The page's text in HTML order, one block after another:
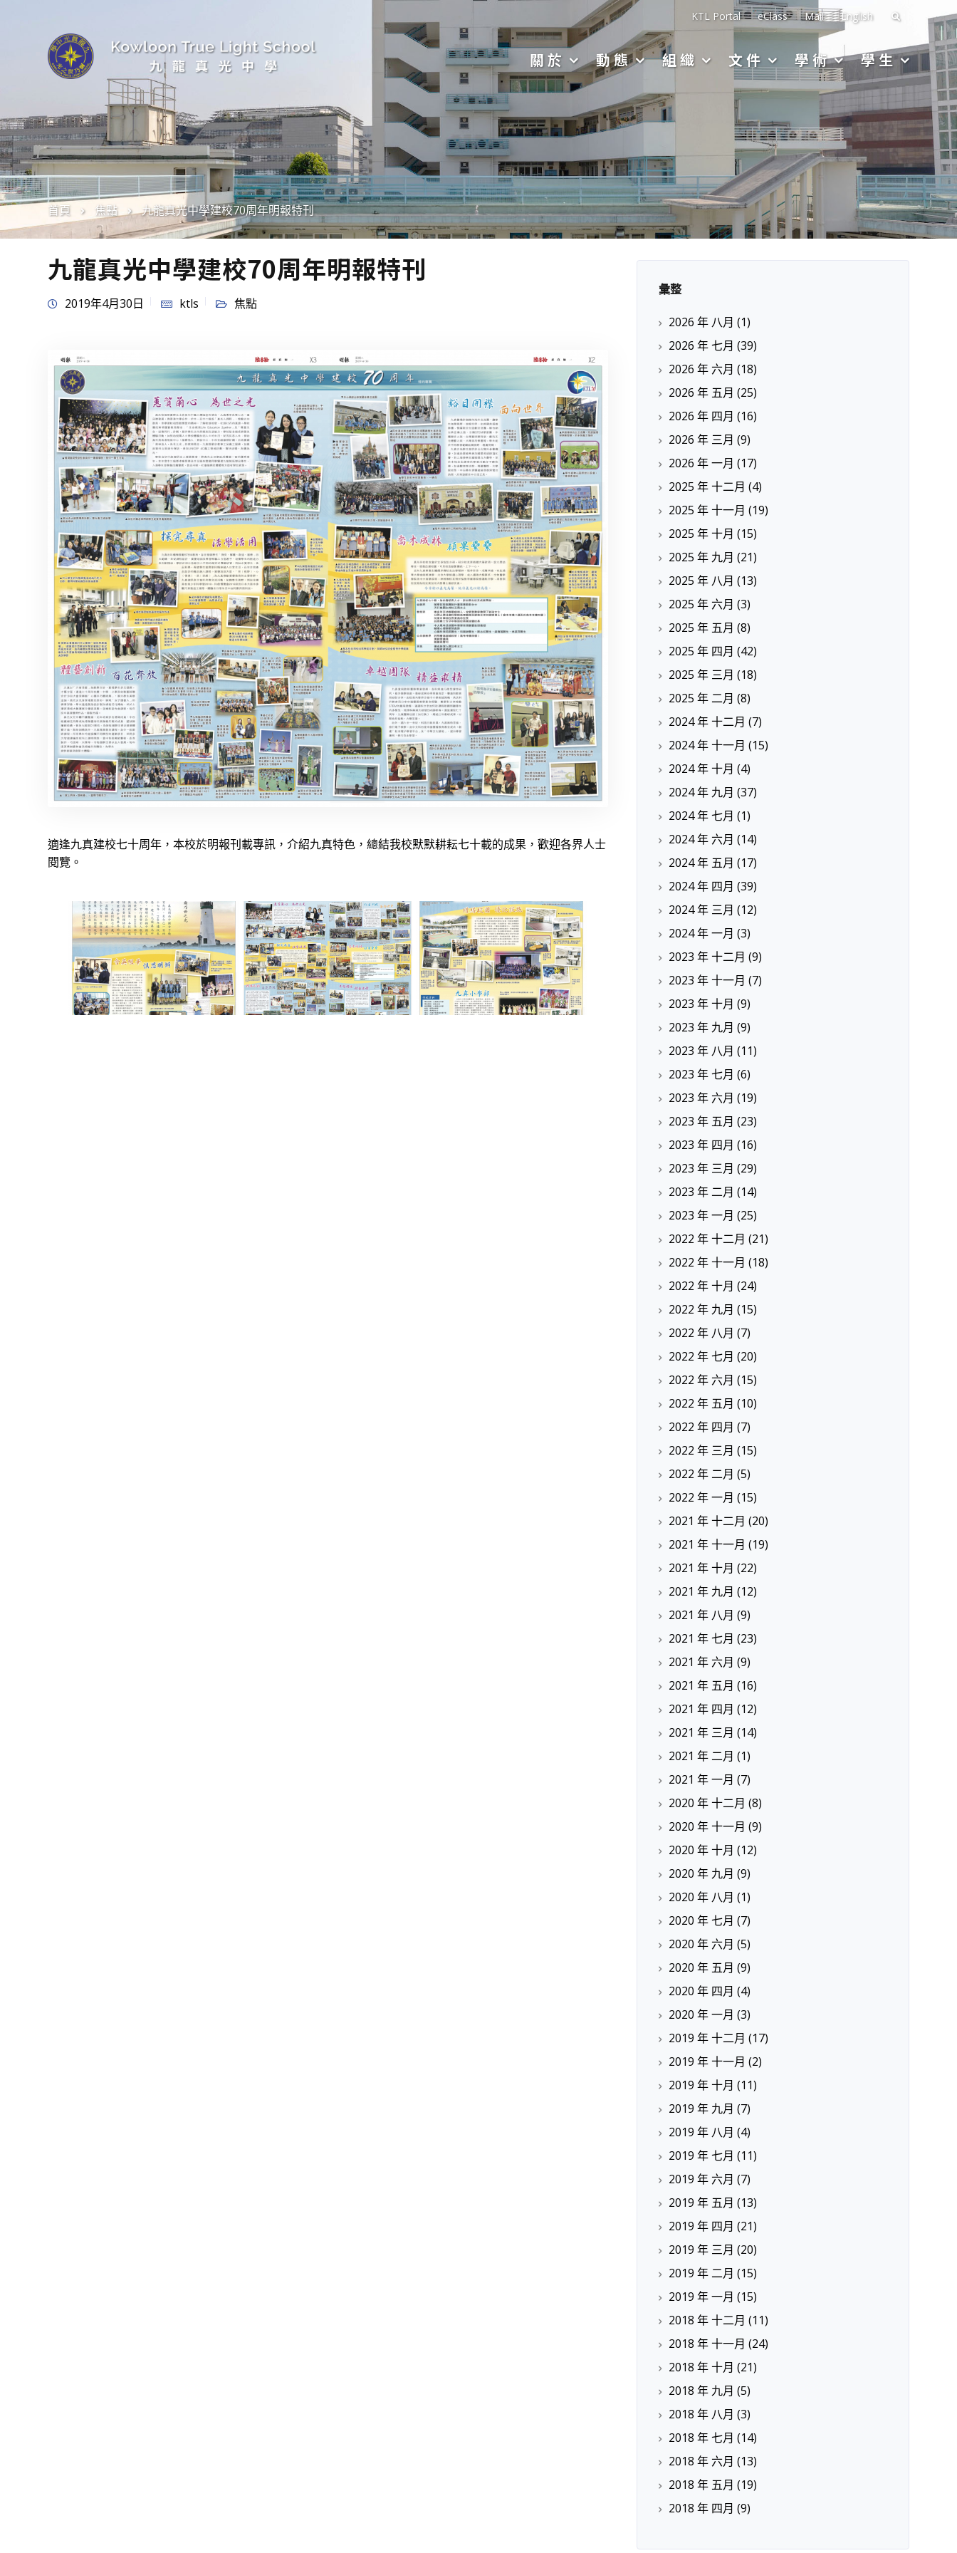
KTL Portal eClass Mail English
搜
尋
關
於：
關於 動態 組織 文件 學術 學生
首頁 焦點 九龍真光中學建校70周年明報特刊
九龍真光中學建校70周年明報特刊
2019年4月30日 ktls 焦點
適逢九真建校七十周年，本校於明報刊載專訊，介紹九真特色，總結我校默默耕耘七十載的成果，歡迎各界人士
閱覽。
彙整
2026 年 八月 (1)
2026 年 七月 (39)
2026 年 六月 (18)
2026 年 五月 (25)
2026 年 四月 (16)
2026 年 三月 (9)
2026 年 一月 (17)
2025 年 十二月 (4)
2025 年 十一月 (19)
2025 年 十月 (15)
2025 年 九月 (21)
2025 年 八月 (13)
2025 年 六月 (3)
2025 年 五月 (8)
2025 年 四月 (42)
2025 年 三月 (18)
2025 年 二月 (8)
2024 年 十二月 (7)
2024 年 十一月 (15)
2024 年 十月 (4)
2024 年 九月 (37)
2024 年 七月 (1)
2024 年 六月 (14)
2024 年 五月 (17)
2024 年 四月 (39)
2024 年 三月 (12)
2024 年 一月 (3)
2023 年 十二月 (9)
2023 年 十一月 (7)
2023 年 十月 (9)
2023 年 九月 (9)
2023 年 八月 (11)
2023 年 七月 (6)
2023 年 六月 (19)
2023 年 五月 (23)
2023 年 四月 (16)
2023 年 三月 (29)
2023 年 二月 (14)
2023 年 一月 (25)
2022 年 十二月 (21)
2022 年 十一月 (18)
2022 年 十月 (24)
2022 年 九月 (15)
2022 年 八月 (7)
2022 年 七月 (20)
2022 年 六月 (15)
2022 年 五月 (10)
2022 年 四月 (7)
2022 年 三月 (15)
2022 年 二月 (5)
2022 年 一月 (15)
2021 年 十二月 (20)
2021 年 十一月 (19)
2021 年 十月 (22)
2021 年 九月 (12)
2021 年 八月 (9)
2021 年 七月 (23)
2021 年 六月 (9)
2021 年 五月 (16)
2021 年 四月 (12)
2021 年 三月 (14)
2021 年 二月 (1)
2021 年 一月 (7)
2020 年 十二月 (8)
2020 年 十一月 (9)
2020 年 十月 (12)
2020 年 九月 (9)
2020 年 八月 (1)
2020 年 七月 (7)
2020 年 六月 (5)
2020 年 五月 (9)
2020 年 四月 (4)
2020 年 一月 (3)
2019 年 十二月 (17)
2019 年 十一月 (2)
2019 年 十月 (11)
2019 年 九月 (7)
2019 年 八月 (4)
2019 年 七月 (11)
2019 年 六月 (7)
2019 年 五月 (13)
2019 年 四月 (21)
2019 年 三月 (20)
2019 年 二月 (15)
2019 年 一月 (15)
2018 年 十二月 (11)
2018 年 十一月 (24)
2018 年 十月 (21)
2018 年 九月 (5)
2018 年 八月 (3)
2018 年 七月 (14)
2018 年 六月 (13)
2018 年 五月 (19)
2018 年 四月 (9)